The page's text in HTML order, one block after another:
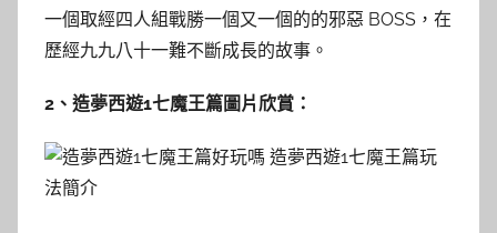
一個取經四人組戰勝一個又一個的的邪惡 BOSS，在
歷經九九八十一難不斷成長的故事。
2、造夢西遊1七魔王篇圖片欣賞：